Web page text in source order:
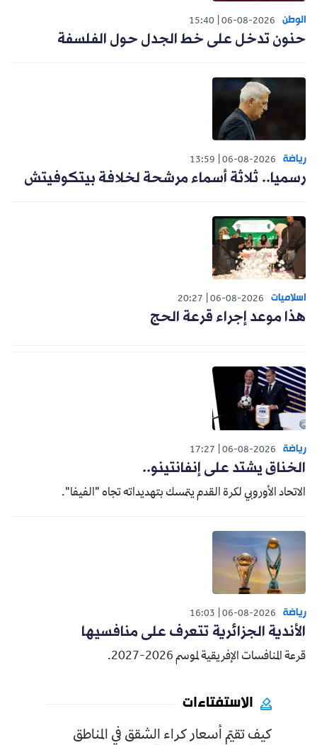
الوطن 06-08-2026
15:40
حنون تدخل على خط الجدل حول الفلسفة
رياضة 06-08-2026
13:59
رسميا.. ثلاثة أسماء مرشحة لخلافة بيتكوفيتش
اسلاميات 06-08-2026
20:27
هذا موعد إجراء قرعة الحج
رياضة 06-08-2026
17:27
الخناق يشتد على إنفانتينو..
الاتحاد الأوروبي لكرة القدم يتمسك بتهديداته تجاه "الفيفا".
رياضة 06-08-2026
16:03
الأندية الجزائرية تتعرف على منافسيها
قرعة المنافسات الإفريقية لموسم 2026-2027.
الاستفتاءات
كيف تقيّم أسعار كراء الشقق في المناطق